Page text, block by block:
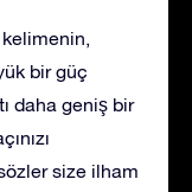
bir güç
daha geniş bir
size ilham